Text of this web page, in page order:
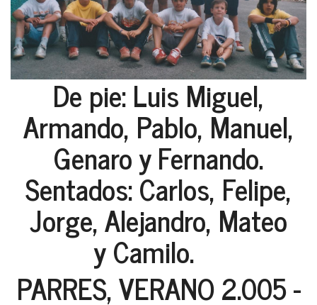
De pie: Luis Miguel,
Armando, Pablo, Manuel,
Genaro y Fernando.
Sentados: Carlos, Felipe,
Jorge, Alejandro, Mateo
y Camilo.
PARRES, VERANO 2.005 -